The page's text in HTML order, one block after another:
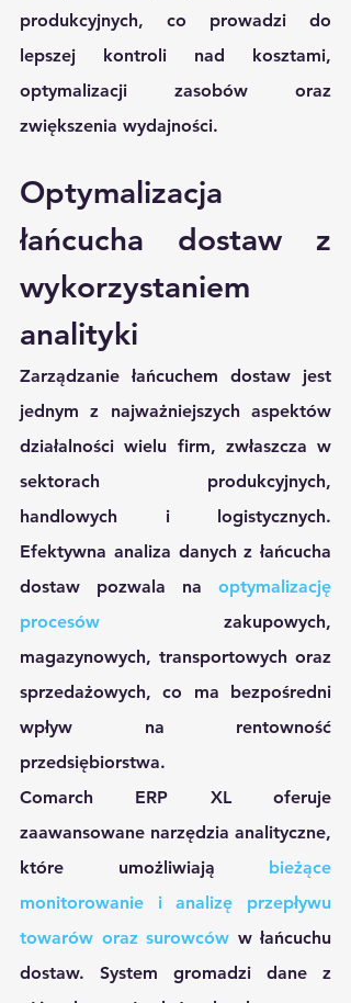
produkcyjnych, co prowadzi do
lepszej kontroli nad kosztami,
optymalizacji zasobów oraz
zwiększenia wydajności.
Optymalizacja
łańcucha dostaw z
wykorzystaniem
analityki
Zarządzanie łańcuchem dostaw jest
jednym z najważniejszych aspektów
działalności wielu firm, zwłaszcza w
sektorach produkcyjnych,
handlowych i logistycznych.
Efektywna analiza danych z łańcucha
dostaw pozwala na optymalizację
procesów zakupowych,
magazynowych, transportowych oraz
sprzedażowych, co ma bezpośredni
wpływ na rentowność
przedsiębiorstwa.
Comarch ERP XL oferuje
zaawansowane narzędzia analityczne,
które umożliwiają bieżące
monitorowanie i analizę przepływu
towarów oraz surowców w łańcuchu
dostaw. System gromadzi dane z